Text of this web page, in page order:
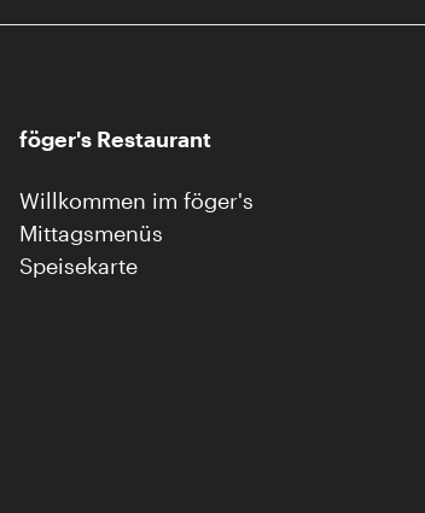
föger's Restaurant
Willkommen im föger's
Mittagsmenüs
Speisekarte